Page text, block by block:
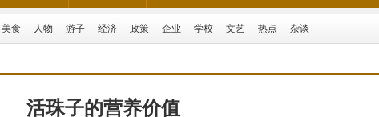
美食 人物 游子 经济 政策 企业 学校 文艺 热点 杂谈
活珠子的营养价值